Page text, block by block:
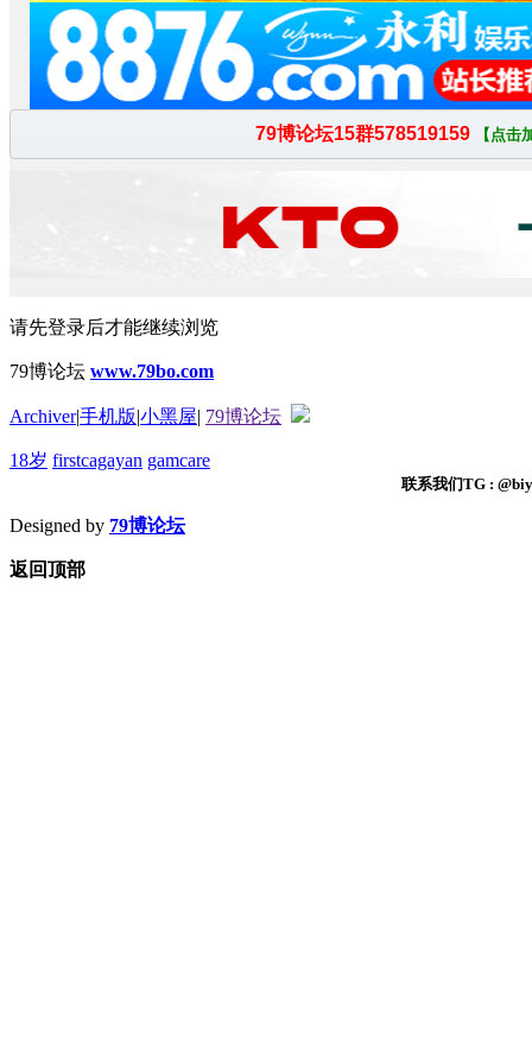
请先登录后才能继续浏览
79博论坛 www.79bo.com
Archiver|手机版|小黑屋| 79博论坛
18岁 firstcagayan gamcare
联系我们TG :
Designed by 79博论坛
返回顶部